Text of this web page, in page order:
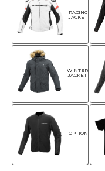
RACING
JACKET
WINTER
JACKET
OPTION